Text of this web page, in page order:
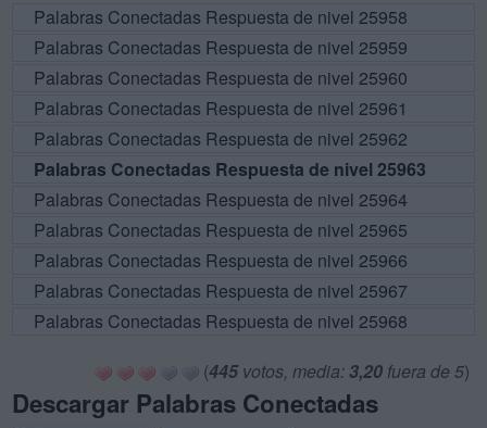
Palabras Conectadas Respuesta de nivel 25958
Palabras Conectadas Respuesta de nivel 25959
Palabras Conectadas Respuesta de nivel 25960
Palabras Conectadas Respuesta de nivel 25961
Palabras Conectadas Respuesta de nivel 25962
Palabras Conectadas Respuesta de nivel 25963
Palabras Conectadas Respuesta de nivel 25964
Palabras Conectadas Respuesta de nivel 25965
Palabras Conectadas Respuesta de nivel 25966
Palabras Conectadas Respuesta de nivel 25967
Palabras Conectadas Respuesta de nivel 25968
(445votos, media: 3,20 fuera de 5)
Descargar Palabras Conectadas